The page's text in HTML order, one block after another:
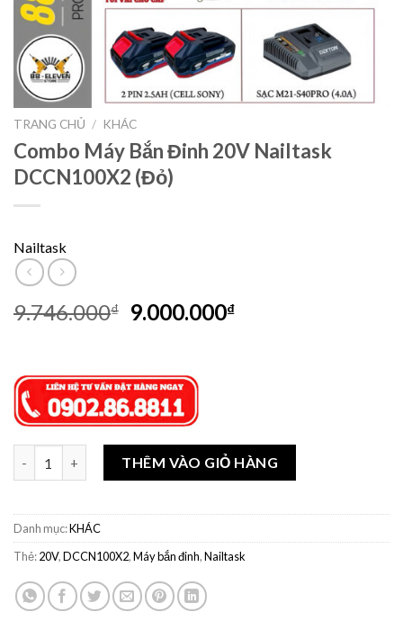
TRANG CHỦ / KHÁC
Combo Máy Bắn Đinh 20V Nailtask
DCCN100X2 (Đỏ)
Nailtask
9.746.000₫
Giá
9.746.000₫.
9.000.000₫Giá
THÊM VÀO GIỎ HÀNG
Danh mục:KHÁC
Thẻ:20V,DCCN100X2,Máy bắn đinh,Nailtask